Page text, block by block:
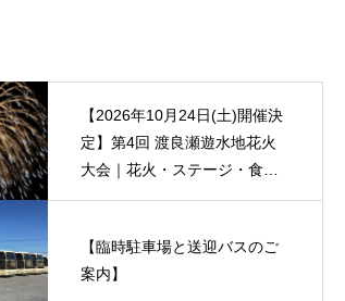
【2026年10月24日(土)開催決
定】第4回 渡良瀬遊水地花火
大会｜花火・ステージ・食の
楽しみが彩る秋の一日
【臨時駐車場と送迎バスのご
案内】